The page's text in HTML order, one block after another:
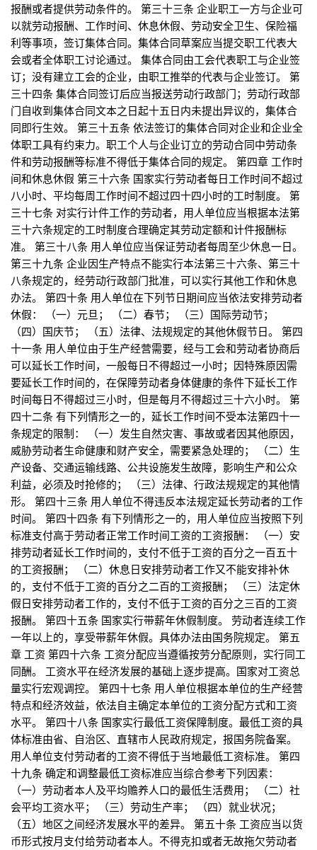
报酬或者提供劳动条件的。 第三十三条 企业职工一方与企业可
以就劳动报酬、工作时间、休息休假、劳动安全卫生、保险福
利等事项，签订集体合同。集体合同草案应当提交职工代表大
会或者全体职工讨论通过。 集体合同由工会代表职工与企业签
订；没有建立工会的企业，由职工推举的代表与企业签订。 第
三十四条 集体合同签订后应当报送劳动行政部门；劳动行政部
门自收到集体合同文本之日起十五日内未提出异议的，集体合
同即行生效。 第三十五条 依法签订的集体合同对企业和企业全
体职工具有约束力。职工个人与企业订立的劳动合同中劳动条
件和劳动报酬等标准不得低于集体合同的规定。 第四章 工作时
间和休息休假 第三十六条 国家实行劳动者每日工作时间不超过
八小时、平均每周工作时间不超过四十四小时的工时制度。 第
三十七条 对实行计件工作的劳动者，用人单位应当根据本法第
三十六条规定的工时制度合理确定其劳动定额和计件报酬标
准。 第三十八条 用人单位应当保证劳动者每周至少休息一日。
第三十九条 企业因生产特点不能实行本法第三十六条、第三十
八条规定的，经劳动行政部门批准，可以实行其他工作和休息
办法。 第四十条 用人单位在下列节日期间应当依法安排劳动者
休假： （一）元旦； （二）春节； （三）国际劳动节；
（四）国庆节； （五）法律、法规规定的其他休假节日。 第四
十一条 用人单位由于生产经营需要，经与工会和劳动者协商后
可以延长工作时间，一般每日不得超过一小时；因特殊原因需
要延长工作时间的，在保障劳动者身体健康的条件下延长工作
时间每日不得超过三小时，但是每月不得超过三十六小时。 第
四十二条 有下列情形之一的，延长工作时间不受本法第四十一
条规定的限制： （一）发生自然灾害、事故或者因其他原因，
威胁劳动者生命健康和财产安全，需要紧急处理的； （二）生
产设备、交通运输线路、公共设施发生故障，影响生产和公众
利益，必须及时抢修的； （三）法律、行政法规规定的其他情
形。 第四十三条 用人单位不得违反本法规定延长劳动者的工作
时间。 第四十四条 有下列情形之一的，用人单位应当按照下列
标准支付高于劳动者正常工作时间工资的工资报酬： （一）安
排劳动者延长工作时间的，支付不低于工资的百分之一百五十
的工资报酬； （二）休息日安排劳动者工作又不能安排补休
的，支付不低于工资的百分之二百的工资报酬； （三）法定休
假日安排劳动者工作的，支付不低于工资的百分之三百的工资
报酬。 第四十五条 国家实行带薪年休假制度。 劳动者连续工作
一年以上的，享受带薪年休假。具体办法由国务院规定。 第五
章 工资 第四十六条 工资分配应当遵循按劳分配原则，实行同工
同酬。 工资水平在经济发展的基础上逐步提高。国家对工资总
量实行宏观调控。 第四十七条 用人单位根据本单位的生产经营
特点和经济效益，依法自主确定本单位的工资分配方式和工资
水平。 第四十八条 国家实行最低工资保障制度。最低工资的具
体标准由省、自治区、直辖市人民政府规定，报国务院备案。
用人单位支付劳动者的工资不得低于当地最低工资标准。 第四
十九条 确定和调整最低工资标准应当综合参考下列因素：
（一）劳动者本人及平均赡养人口的最低生活费用； （二）社
会平均工资水平； （三）劳动生产率； （四）就业状况；
（五）地区之间经济发展水平的差异。 第五十条 工资应当以货
币形式按月支付给劳动者本人。不得克扣或者无故拖欠劳动者